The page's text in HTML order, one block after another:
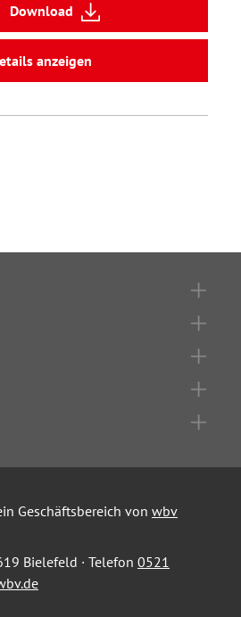
Download
anzeigen
Geschäftsbereich von wbv
Bielefeld · Telefon 0521